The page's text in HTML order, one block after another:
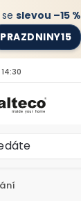
slevou –15 %
PRAZDNINY15